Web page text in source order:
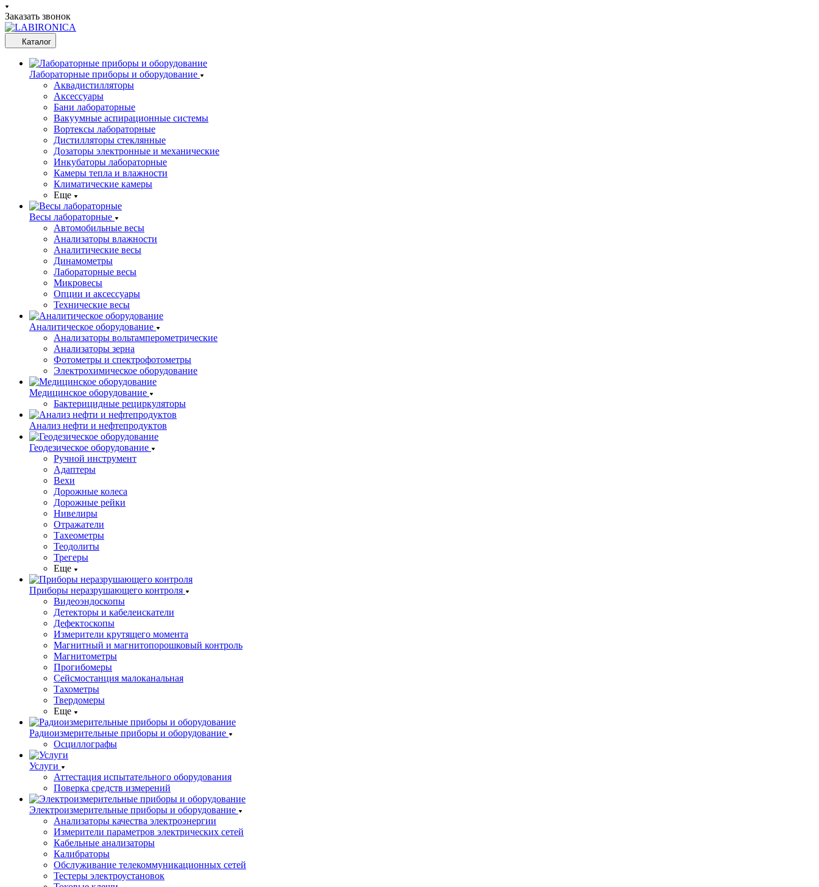
Заказать звонок
Каталог
Лабораторные приборы и оборудование
Аквадистилляторы
Аксессуары
Бани лабораторные
Вакуумные аспирационные системы
Вортексы лабораторные
Дистилляторы стеклянные
Дозаторы электронные и механические
Инкубаторы лабораторные
Камеры тепла и влажности
Климатические камеры
Еще
Весы лабораторные
Автомобильные весы
Анализаторы влажности
Аналитические весы
Динамометры
Лабораторные весы
Микровесы
Опции и аксессуары
Технические весы
Аналитическое оборудование
Анализаторы вольтамперометрические
Анализаторы зерна
Фотометры и спектрофотометры
Электрохимическое оборудование
Медицинское оборудование
Бактерицидные рециркуляторы
Анализ нефти и нефтепродуктов
Геодезическое оборудование
Ручной инструмент
Адаптеры
Вехи
Дорожные колеса
Дорожные рейки
Нивелиры
Отражатели
Тахеометры
Теодолиты
Трегеры
Еще
Приборы неразрушающего контроля
Видеоэндоскопы
Детекторы и кабелеискатели
Дефектоскопы
Измерители крутящего момента
Магнитный и магнитопорошковый контроль
Магнитометры
Прогибомеры
Сейсмостанция малоканальная
Тахометры
Твердомеры
Еще
Радиоизмерительные приборы и оборудование
Осциллографы
Услуги
Аттестация испытательного оборудования
Поверка средств измерений
Электроизмерительные приборы и оборудование
Анализаторы качества электроэнергии
Измерители параметров электрических сетей
Кабельные анализаторы
Калибраторы
Обслуживание телекоммуникационных сетей
Тестеры электроустановок